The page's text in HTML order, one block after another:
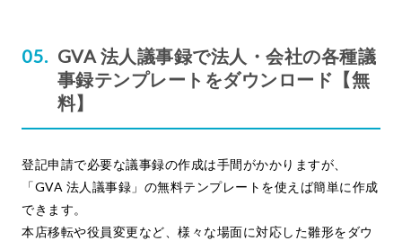
GVA 法人議事録で法人・会社の各種議
事録テンプレートをダウンロード【無
料】
登記申請で必要な議事録の作成は手間がかかりますが、
「GVA 法人議事録」の無料テンプレートを使えば簡単に作成
できます。
本店移転や役員変更など、様々な場面に対応した雛形をダウ